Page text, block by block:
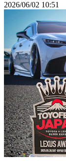
2026/06/02 10:51